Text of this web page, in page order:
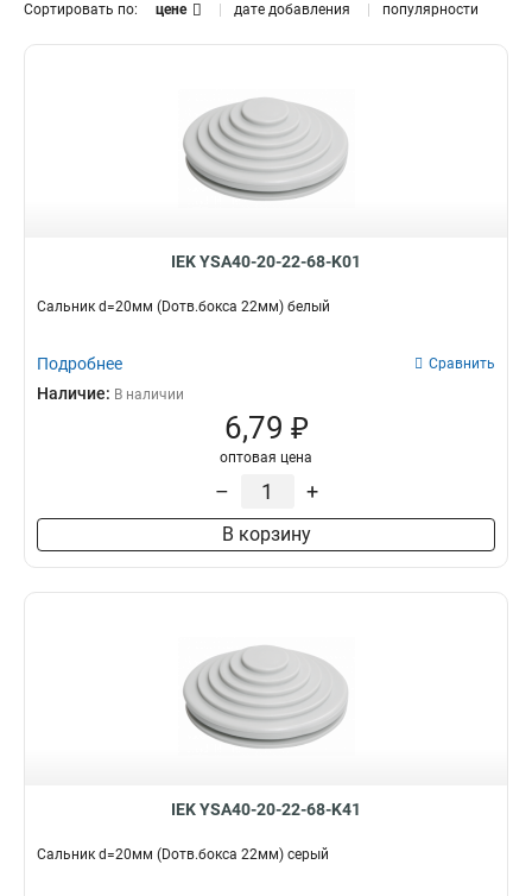
27мм
22мм 3
Сортировать по: цене дате добавления популярности
IEK YSA40-20-22-68-K01
Сальник d=20мм (Dотв.бокса 22мм) белый
Подробнее Сравнить
Наличие: В наличии
6,79 ₽
оптовая цена
– +
В корзину
IEK YSA40-20-22-68-K41
Сальник d=20мм (Dотв.бокса 22мм) серый